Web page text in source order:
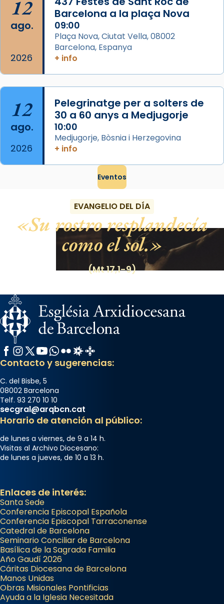
Foto
View on Facebook · Share
12
ago.
2026
Barcelona a la plaça Nova
09:00
Plaça Nova, Ciutat Vella, 08002
Barcelona, Espanya
+ info
12
ago.
2026
Pelegrinatge per a solters de
30 a 60 anys a Medjugorje
10:00
Medjugorje, Bòsnia i Herzegovina
+ info
Eventos
EVANGELIO DEL DÍA
Su rostro resplandecía
como el sol.
(Mt 17,1-9)
Facebook
Instagram
X / Twitter
YouTube
WhatsApp
FlickrRadio Estel
Catalunya Cristiana
Contacto y sugerencias:
C. del Bisbe, 5
08002 Barcelona
Telf. 93 270 10 10
secgral@arqbcn.cat
Horario de atención al público:
de lunes a viernes, de 9 a 14 h.
Visitas al Archivo Diocesano:
de lunes a jueves, de 10 a 13 h.
Enlaces de interés:
Santa Sede
Conferencia Episcopal Española
Conferencia Episcopal Tarraconense
Catedral de Barcelona
Seminario Conciliar de Barcelona
Basílica de la Sagrada Familia
Año Gaudí 2026
Cáritas Diocesana de Barcelona
Manos Unidas
Obras Misionales Pontificias
Ayuda a la Iglesia Necesitada